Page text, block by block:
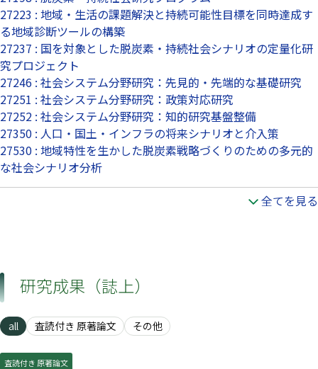
27223 : 地域・生活の課題解決と持続可能性目標を同時達成す
る地域診断ツールの構築
27237 : 国を対象とした脱炭素・持続社会シナリオの定量化研
究プロジェクト
27246 : 社会システム分野研究：先見的・先端的な基礎研究
27251 : 社会システム分野研究：政策対応研究
27252 : 社会システム分野研究：知的研究基盤整備
27350 : 人口・国土・インフラの将来シナリオと介入策
27530 : 地域特性を生かした脱炭素戦略づくりのための多元的
な社会シナリオ分析
全てを見る
研究成果（誌上）
all 査読付き 原著論文 その他
査読付き 原著論文